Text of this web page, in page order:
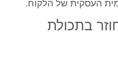
העסקית של הלקוח.
בתכולת